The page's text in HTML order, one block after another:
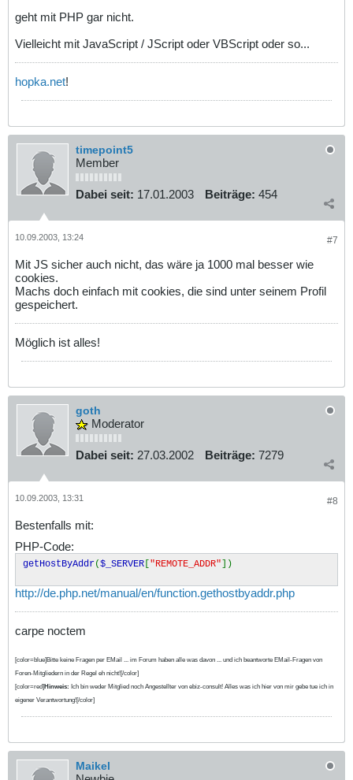
geht mit PHP gar nicht.
Vielleicht mit JavaScript / JScript oder VBScript oder so...
hopka.net!
timepoint5
Member
Dabei seit: 17.01.2003 Beiträge: 454
#7
10.09.2003, 13:24
Mit JS sicher auch nicht, das wäre ja 1000 mal besser wie
cookies.
Machs doch einfach mit cookies, die sind unter seinem Profil
gespeichert.
Möglich ist alles!
goth
Moderator
Dabei seit: 27.03.2002 Beiträge: 7279
#8
10.09.2003, 13:31
Bestenfalls mit:
PHP-Code:
getHostByAddr($_SERVER "REMOTE_ADDR" ])
http://de.php.net/manual/en/function.gethostbyaddr.php
carpe noctem
[color=blue]Bitte keine Fragen per EMail ... im Forum haben alle was davon ... und ich beantworte EMail-Fragen von
Foren-Mitgliedern in der Regel eh nicht![/color]
[color=red] Hinweis: Ich bin weder Mitglied noch Angestellter von ebiz-consult! Alles was ich hier von mir gebe tue ich in
eigener Verantwortung![/color]
Maikel